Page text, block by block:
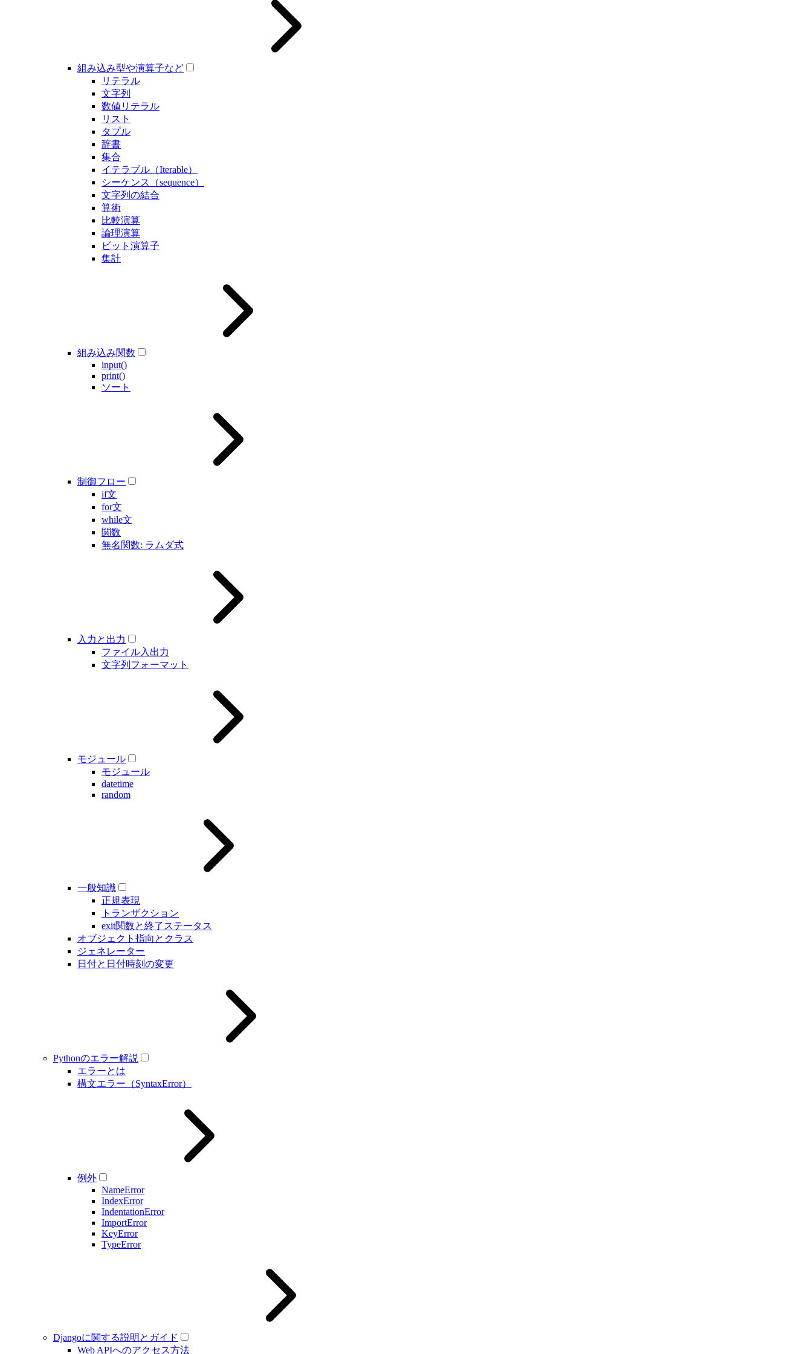
組み込み型や演算子など
リテラル
文字列
数値リテラル
リスト
タプル
辞書
集合
イテラブル（Iterable）
シーケンス（sequence）
文字列の結合
算術
比較演算
論理演算
ビット演算子
集計
組み込み関数
input()
print()
ソート
制御フロー
if文
for文
while文
関数
無名関数: ラムダ式
入力と出力
ファイル入出力
文字列フォーマット
モジュール
モジュール
datetime
random
一般知識
正規表現
トランザクション
exit関数と終了ステータス
オブジェクト指向とクラス
ジェネレーター
日付と日付時刻の変更
Pythonのエラー解説
エラーとは
構文エラー（SyntaxError）
例外
NameError
IndexError
IndentationError
ImportError
KeyError
TypeError
Djangoに関する説明とガイド
Web APIへのアクセス方法